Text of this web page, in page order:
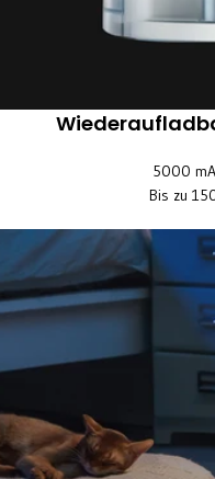
5000
Bis zu